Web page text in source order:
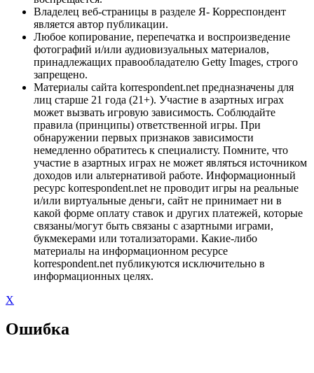
Владелец веб-страницы в разделе Я- Корреспондент
является автор публикации.
Любое копирование, перепечатка и воспроизведение
фотографий и/или аудиовизуальных материалов,
принадлежащих правообладателю Getty Images, строго
запрещено.
Материалы сайта korrespondent.net предназначены для
лиц старше 21 года (21+). Участие в азартных играх
может вызвать игровую зависимость. Соблюдайте
правила (принципы) ответственной игры. При
обнаружении первых признаков зависимости
немедленно обратитесь к специалисту. Помните, что
участие в азартных играх не может являться источником
доходов или альтернативой работе. Информационный
ресурс korrespondent.net не проводит игры на реальные
и/или виртуальные деньги, сайт не принимает ни в
какой форме оплату ставок и других платежей, которые
связаны/могут быть связаны с азартными играми,
букмекерами или тотализаторами. Какие-либо
материалы на информационном ресурсе
korrespondent.net публикуются исключительно в
информационных целях.
X
Ошибка